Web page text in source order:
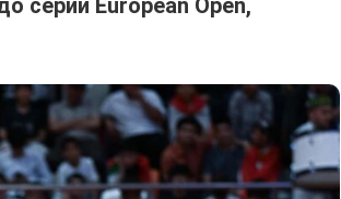
серии European Open,